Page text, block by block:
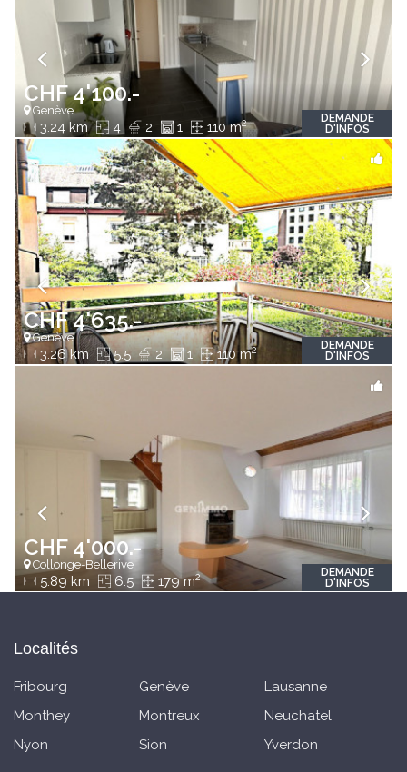
CHF 4'100.-
Genève
3.24 km 4 2 1 110 m2
DEMANDE
D'INFOS
CHF 4'635.-
Genève
3.26 km 5.5 2 1 110 m2
DEMANDE
D'INFOS
CHF 4'000.-
Collonge-Bellerive
5.89 km 6.5 179 m2
DEMANDE
D'INFOS
Localités
Fribourg Genève
Lausanne
Monthey
Montreux
Neuchatel
Nyon
Sion Yverdon